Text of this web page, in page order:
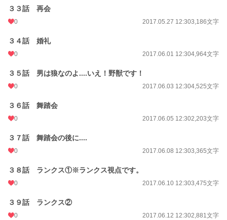
３３話 再会
0 2017.05.27 12:303,186文字
３４話 婚礼
0 2017.06.01 12:304,964文字
３５話 男は狼なのよ....いえ！野獣です！
0 2017.06.03 12:304,525文字
３６話 舞踏会
0 2017.06.05 12:302,203文字
３７話 舞踏会の後に....
0 2017.06.08 12:303,365文字
３８話 ランクス①※ランクス視点です。
0 2017.06.10 12:303,475文字
３９話 ランクス②
0 2017.06.12 12:302,881文字